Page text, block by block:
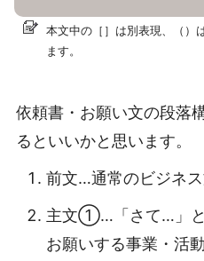
本文中の［］は別表現、（）
ます。
依頼書・お願い文の段落
るといいかと思います。
前文…通常のビジネ
主文①…「さて…」と
お願いする事業・活